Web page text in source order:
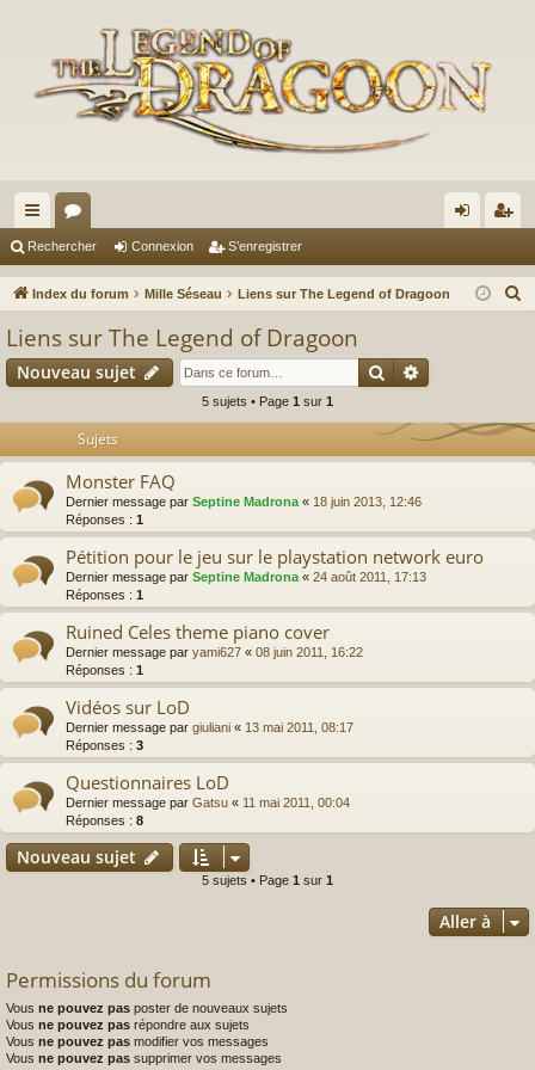
cc
ès
de
or
u ne nr
r
Rechercher Connexion S’enregistrer
Index du forum Mille Séseau Liens sur The Legend of Dragoon
r
r
Liens sur The Legend of Dragoon
Nouveau sujet Rechercher
5 sujets • Page 1 sur 1
Sujets
Monster FAQ
Dernier message par Septine Madrona « 18 juin 2013, 12:46
Réponses : 1
Pétition pour le jeu sur le playstation network euro
Dernier message par Septine Madrona « 24 août 2011, 17:13
Réponses : 1
Ruined Celes theme piano cover
Dernier message par yami627 « 08 juin 2011, 16:22
Réponses : 1
Vidéos sur LoD
Dernier message par giuliani « 13 mai 2011, 08:17
Réponses : 3
Questionnaires LoD
Dernier message par Gatsu « 11 mai 2011, 00:04
Réponses : 8
Nouveau sujet
5 sujets • Page 1 sur 1
Aller à
Permissions du forum
Vous ne pouvez pas poster de nouveaux sujets
Vous ne pouvez pas répondre aux sujets
Vous ne pouvez pas modifier vos messages
Vous ne pouvez pas supprimer vos messages